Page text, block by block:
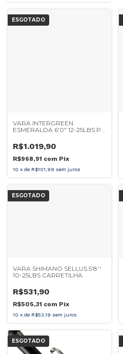
ESGOTADO
VARA INTERGREEN
ESMERALDA 6'0" 12-25LBS P/
R$1.019,90
R$968,91 com Pix
10 x de R$101,99 sem juros
ESGOTADO
VARA SHIMANO SELLUS 5'8''
10-25LBS CARRETILHA
R$531,90
R$505,31 com Pix
10 x de R$53,19 sem juros
ESGOTADO